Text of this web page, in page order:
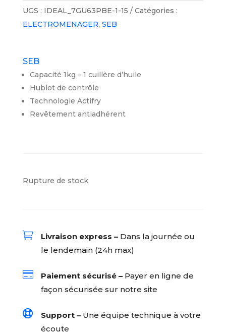
UGS : IDEAL_7GU63PBE-1-15
Catégories :
ELECTROMENAGER, SEB
SEB
Capacité 1kg – 1 cuillère d’huile
Hublot de contrôle
Technologie Actifry
Revêtement antiadhérent
Rupture de stock
 Livraison express –Dans la journée ou
le lendemain (24h max)
 Paiement sécurisé –Payer en ligne de
façon sécurisée sur notre site
 Support –Une équipe technique à votre
écoute